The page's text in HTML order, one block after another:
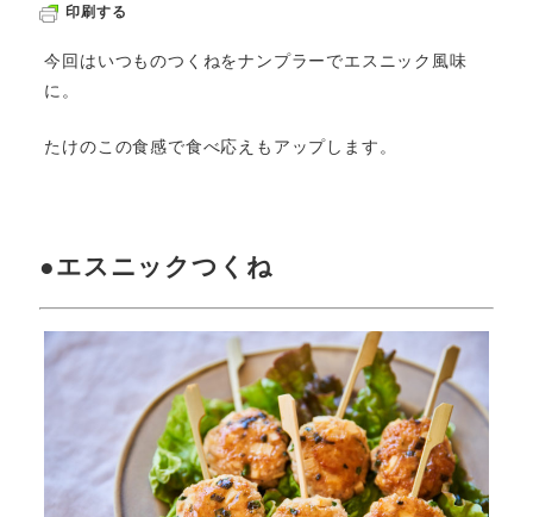
印刷する
今回はいつものつくねをナンプラーでエスニック風味
に。
たけのこの食感で食べ応えもアップします。
●エスニックつくね